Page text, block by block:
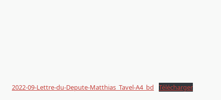
2022-09-Lettre-du-Depute-Matthias_Tavel-A4_bd Télécharger